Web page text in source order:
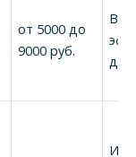
от 5000 до
9000 руб.